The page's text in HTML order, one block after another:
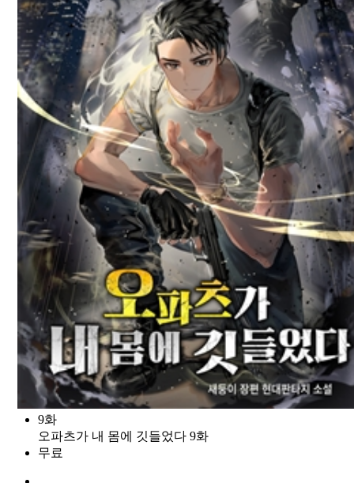
9화
오파츠가 내 몸에 깃들었다 9화
무료